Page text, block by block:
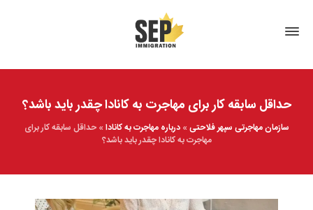
حداقل سابقه کار برای مهاجرت به کانادا چقدر باید باشد؟
سازمان مهاجرتی سپهر فلاحتی»درباره مهاجرت به کانادا»حداقل سابقه کار برای
مهاجرت به کانادا چقدر باید باشد؟